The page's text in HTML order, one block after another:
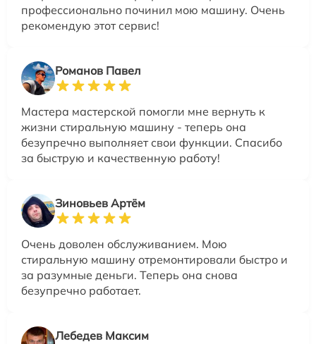
профессионально починил мою машину. Очень
рекомендую этот сервис!
Романов Павел
Мастера мастерской помогли мне вернуть к
жизни стиральную машину - теперь она
безупречно выполняет свои функции. Спасибо
за быструю и качественную работу!
Зиновьев Артём
Очень доволен обслуживанием. Мою
стиральную машину отремонтировали быстро и
за разумные деньги. Теперь она снова
безупречно работает.
Лебедев Максим